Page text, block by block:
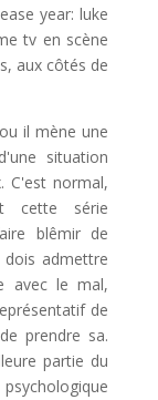
year: luke
tv en scène
aux côtés de
il mène une
situation
C'est normal,
cette série
blêmir de
admettre
avec le mal,
de
prendre sa.
partie du